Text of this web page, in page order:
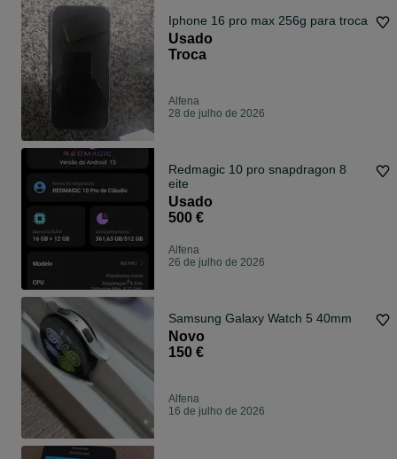
Iphone 16 pro max 256g para troca
Usado
Troca
Alfena
28 de julho de 2026
Redmagic 10 pro snapdragon 8
eite
Usado
500 €
Alfena
26 de julho de 2026
Samsung Galaxy Watch 5 40mm
Novo
150 €
Alfena
16 de julho de 2026